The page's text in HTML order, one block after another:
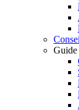
Guide